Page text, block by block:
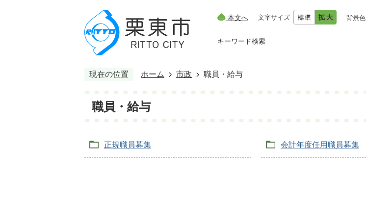
本文へ 文字サイズ 背景色
キーワード検索
現在の位置 ホーム 市政 職員・給与
職員・給与
正規職員募集 会計年度任用職員募集